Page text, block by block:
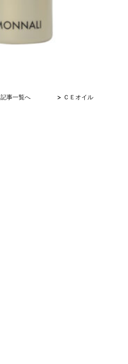
記事一覧へ > ＣＥオイル